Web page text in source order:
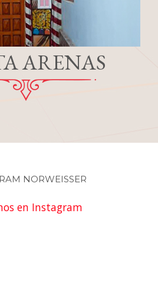
7190
ARENAS
NORWEISSER
en Instagram